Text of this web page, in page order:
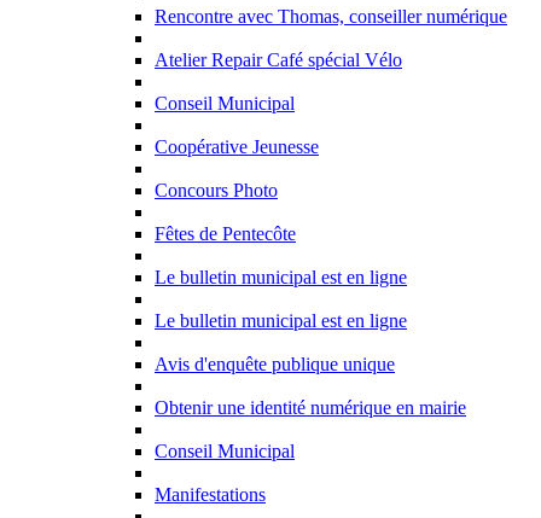
Rencontre avec Thomas, conseiller numérique
Atelier Repair Café spécial Vélo
Conseil Municipal
Coopérative Jeunesse
Concours Photo
Fêtes de Pentecôte
Le bulletin municipal est en ligne
Le bulletin municipal est en ligne
Avis d'enquête publique unique
Obtenir une identité numérique en mairie
Conseil Municipal
Manifestations